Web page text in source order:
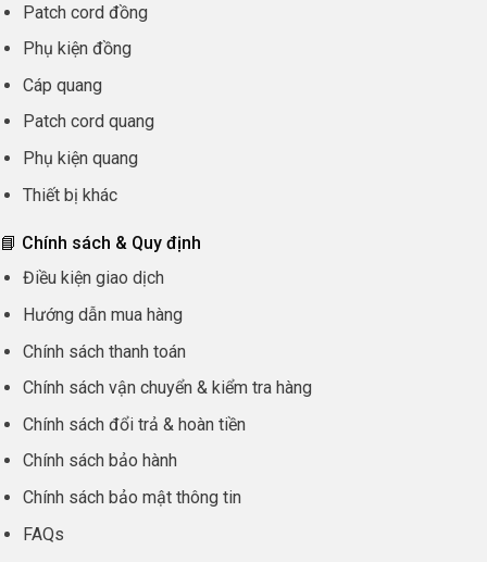
Patch cord đồng
Phụ kiện đồng
Cáp quang
Patch cord quang
Phụ kiện quang
Thiết bị khác
📘 Chính sách & Quy định
Điều kiện giao dịch
Hướng dẫn mua hàng
Chính sách thanh toán
Chính sách vận chuyển & kiểm tra hàng
Chính sách đổi trả & hoàn tiền
Chính sách bảo hành
Chính sách bảo mật thông tin
FAQs